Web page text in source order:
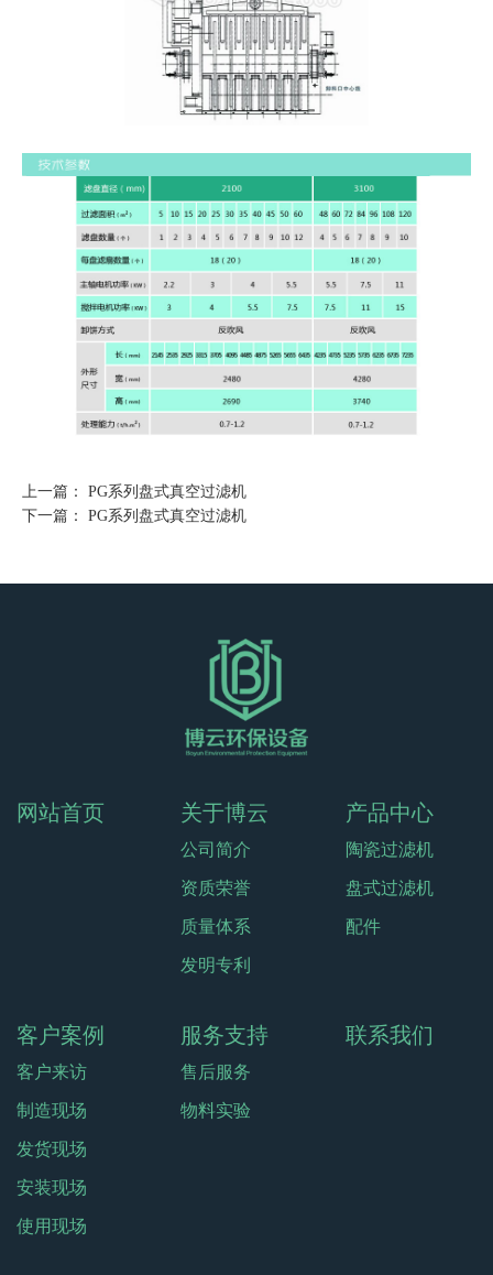
上一篇： PG系列盘式真空过滤机
下一篇： PG系列盘式真空过滤机
网站首页 关于博云
公司简介
资质荣誉
质量体系
发明专利
产品中心
陶瓷过滤机
盘式过滤机
配件
客户案例
客户来访
制造现场
发货现场
安装现场
使用现场
服务支持
售后服务
物料实验
联系我们